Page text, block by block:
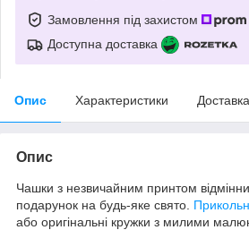
Замовлення під захистом
Доступна доставка
Опис Характеристики Доставка
Опис
Чашки з незвичайним принтом
подарунок на будь-яке свято.
або оригінальні кружки з милими